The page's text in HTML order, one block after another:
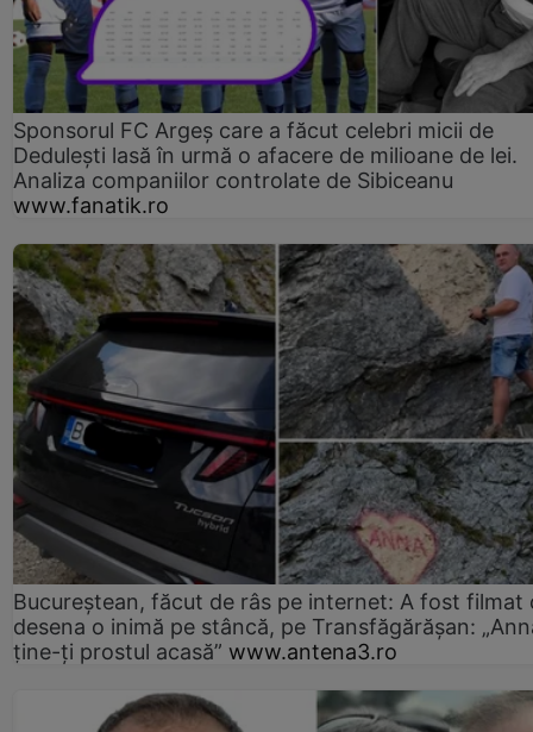
Sponsorul FC Argeș care a făcut celebri micii de
Dedulești lasă în urmă o afacere de milioane de lei.
Analiza companiilor controlate de Sibiceanu
www.fanatik.ro
Bucureștean, făcut de râs pe internet: A fost filmat
desena o inimă pe stâncă, pe Transfăgărășan:
ține-ți prostul acasă” www.antena3.ro